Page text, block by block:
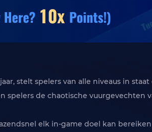
stelt spelers van alle niveaus in
de chaotische vuurgevechten
elk in-game doel kan